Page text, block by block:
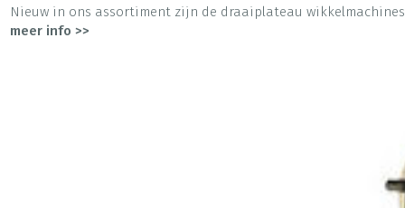
Nieuw in ons assortiment zijn de draaiplateau wikkelmachines
meer info >>